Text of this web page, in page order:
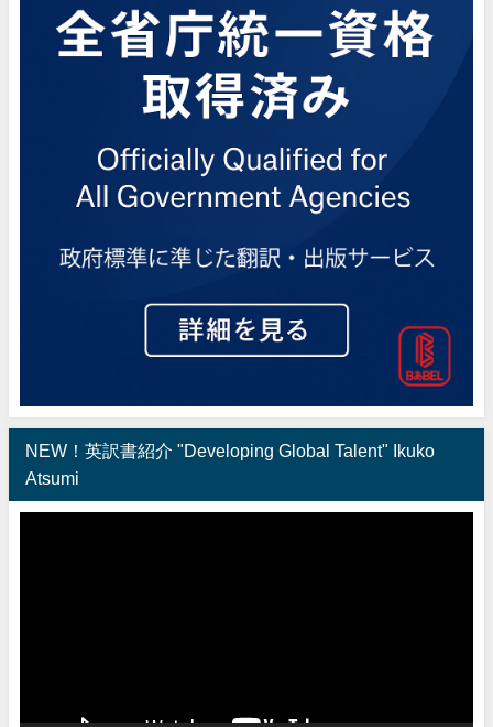
NEW！英訳書紹介 "Developing Global Talent" Ikuko
Atsumi